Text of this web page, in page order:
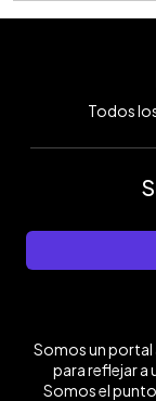
Todos
Somos un
para reflejar a
Somos el